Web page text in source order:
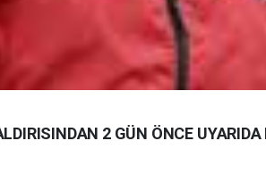
2 GÜN ÖNCE